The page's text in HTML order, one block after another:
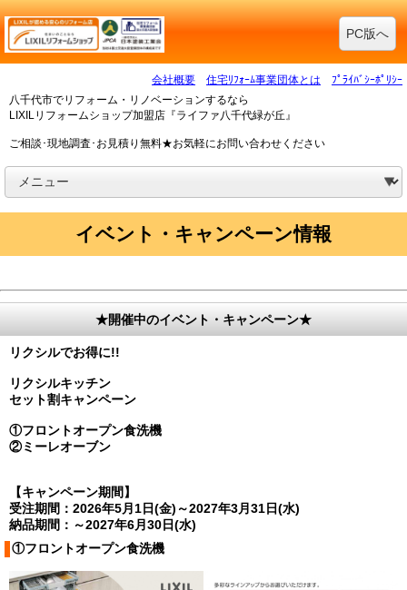
PC版へ
会社概要 住宅ﾘﾌｫｰﾑ事業団体とは
ﾌﾟﾗｲﾊﾞｼｰﾎﾟﾘｼｰ
八千代市でリフォーム・リノベーションするなら
LIXILリフォームショップ加盟店『ライファ八千代緑が丘』
ご相談･現地調査･お見積り無料★お気軽にお問い合わせください
イベント・キャンペーン情報
★開催中のイベント・キャンペーン★
リクシルでお得に!!
リクシルキッチン
セット割キャンペーン
①フロントオープン食洗機
②ミーレオーブン
【キャンペーン期間】
受注期間：2026年5月1日(金)～2027年3月31日(水)
納品期間：～2027年6月30日(水)
①フロントオープン食洗機